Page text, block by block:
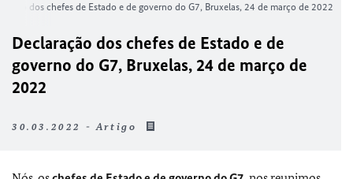
dos chefes de Estado e de governo do G7, Bruxelas, 24 de março de 2022
Declaração dos chefes de Estado e de
governo do G7, Bruxelas, 24 de março de
2022
30.03.2022 - Artigo